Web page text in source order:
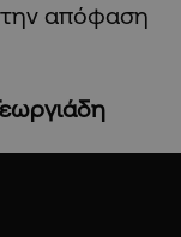
την απόφαση